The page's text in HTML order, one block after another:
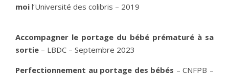
moi l’Université des colibris – 2019
Accompagner le portage du bébé prématuré à sa
sortie – LBDC – Septembre 2023
Perfectionnement au portage des bébés – CNFPB –